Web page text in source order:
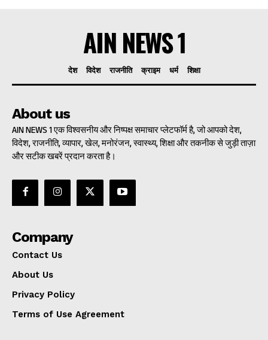
AIN NEWS 1
देश विदेश राजनीति क्राइम धर्म शिक्षा
About us
AIN NEWS 1 एक विश्वसनीय और निष्पक्ष समाचार प्लेटफॉर्म है, जो आपको देश,
विदेश, राजनीति, व्यापार, खेल, मनोरंजन, स्वास्थ्य, शिक्षा और तकनीक से जुड़ी ताज़ा
और सटीक खबरें प्रदान करता है।
Company
Contact Us
About Us
Privacy Policy
Terms of Use Agreement